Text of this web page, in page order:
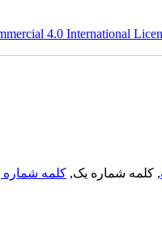
4.0 International
, کلمه شماره یک, کلمه شماره